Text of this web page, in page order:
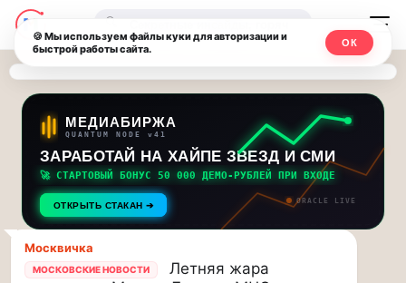
Последние
новости
и
обновления
потока:
Друзья,
приглашаем
на
музыкальную
прогулку
по
Москвичи.net
—
Главный
столичный
чат-
мессенджер,
новости
и
🔍
МЕДИАБИРЖА
QUANTUM NODE v41
ЗАРАБОТАЙ НА ХАЙПЕ ЗВЕЗД И СМИ
🚀 СТАРТОВЫЙ БОНУС 50 000 ДЕМО-РУБЛЕЙ ПРИ ВХОДЕ
ОТКРЫТЬ СТАКАН ➔ ORACLE LIVE
Москвичка
МОСКОВСКИЕ НОВОСТИ
Летняя жара
🍪 Мы используем файлы куки для авторизации и
быстрой работы сайта.
ОК